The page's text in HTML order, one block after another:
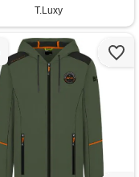
T.Luxy